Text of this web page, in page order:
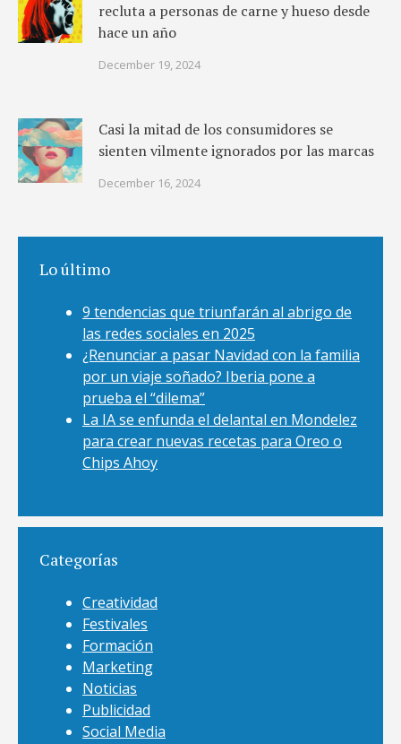
recluta a personas de carne y hueso desde
hace un año
December 19, 2024
Casi la mitad de los consumidores se
sienten vilmente ignorados por las marcas
December 16, 2024
Lo último
9 tendencias que triunfarán al abrigo de
las redes sociales en 2025
¿Renunciar a pasar Navidad con la familia
por un viaje soñado? Iberia pone a
prueba el “dilema”
La IA se enfunda el delantal en Mondelez
para crear nuevas recetas para Oreo o
Chips Ahoy
Categorías
Creatividad
Festivales
Formación
Marketing
Noticias
Publicidad
Social Media